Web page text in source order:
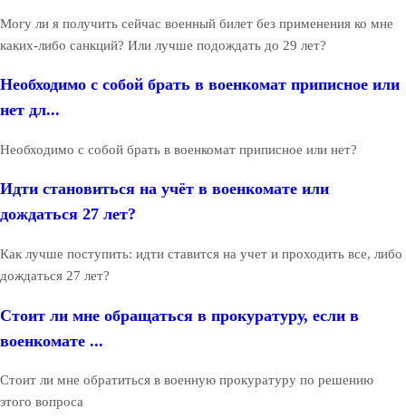
Могу ли я получить сейчас военный билет без применения ко мне
каких-либо санкций? Или лучше подождать до 29 лет?
Необходимо с собой брать в военкомат приписное или
нет дл...
Необходимо с собой брать в военкомат приписное или нет?
Идти становиться на учёт в военкомате или
дождаться 27 лет?
Как лучше поступить: идти ставится на учет и проходить все, либо
дождаться 27 лет?
Стоит ли мне обращаться в прокуратуру, если в
военкомате ...
Стоит ли мне обратиться в военную прокуратуру по решению
этого вопроса